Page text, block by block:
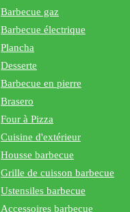
Barbecue gaz
Barbecue électrique
Plancha
Desserte
Barbecue en pierre
Brasero
Four à Pizza
Cuisine d'extérieur
Housse barbecue
Grille de cuisson barbecue
Ustensiles barbecue
Accessoires barbecue